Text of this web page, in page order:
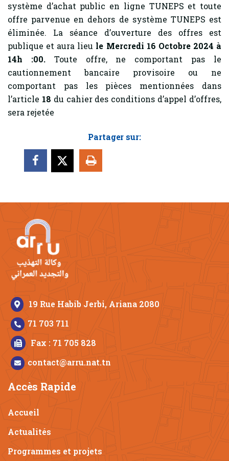
système d’achat public en ligne TUNEPS et toute
offre parvenue en dehors de système TUNEPS est
éliminée. La séance d’ouverture des offres est
publique et aura lieu le Mercredi 16 Octobre 2024 à
14h :00. Toute offre, ne comportant pas le
cautionnement bancaire provisoire ou ne
comportant pas les pièces mentionnées dans
l’article 18 du cahier des conditions d’appel d’offres,
sera rejetée
Partager sur:
19 Rue Habib Jerbi, Ariana 2080
71 703 711
Fax : 71 705 828
contact@arru.nat.tn
Accès Rapide
Accueil
Actualités
Programmes et projets